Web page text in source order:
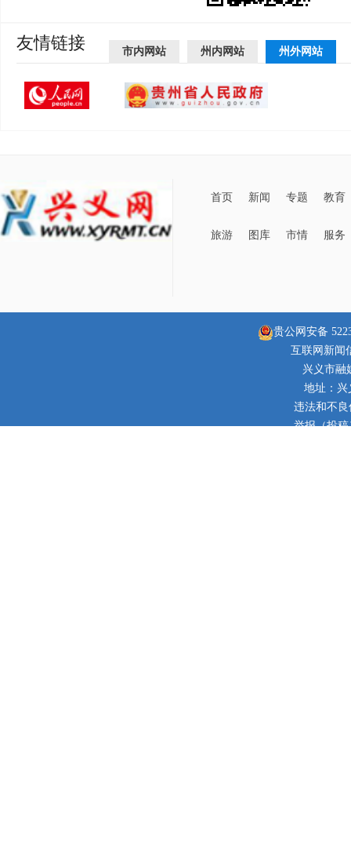
友情链接 市内网站 州内网站 州外网站
首页 新闻 专题 教育
旅游 图库 市情 服务
贵公网安备
互联网新闻
兴义市融
地址：兴
违法和不良
举报（投稿